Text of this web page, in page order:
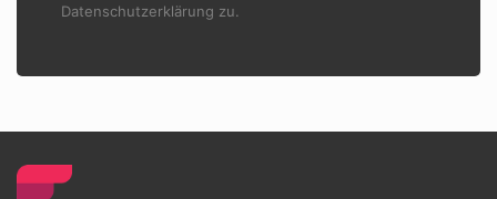
Datenschutzerklärung zu.